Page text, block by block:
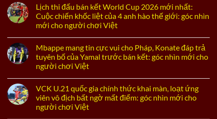
Lịch thi đấu bán kết World Cup 2026 mới nhất:
Cuộc chiến khốc liệt của 4 anh hào thế giới: góc nhìn
mới cho người chơi Việt
Mbappe mang tin cực vui cho Pháp, Konate đáp trả
tuyên bố của Yamal trước bán kết: góc nhìn mới cho
người chơi Việt
VCK U.21 quốc gia chính thức khai màn, loạt ứng
viên vô địch bất ngờ mất điểm: góc nhìn mới cho
người chơi Việt